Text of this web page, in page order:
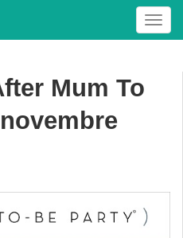
T
o
g
Mum To